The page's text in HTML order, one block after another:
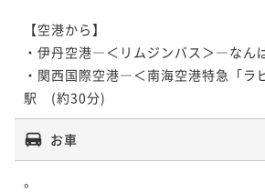
【空港から】
・伊丹空港―＜リムジンバス＞―なん
・関西国際空港―＜南海空港特急「
駅　(約30分)
お車
。